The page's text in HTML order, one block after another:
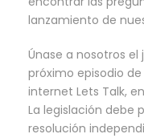
lanzamiento de
Únase a nosotros el
próximo episodio
internet Lets Talk,
La legislación debe
resolución